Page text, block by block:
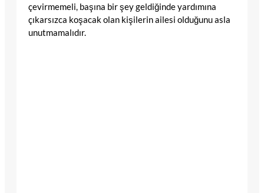
çevirmemeli, başına bir şey geldiğinde yardımına
çıkarsızca koşacak olan kişilerin ailesi olduğunu asla
unutmamalıdır.